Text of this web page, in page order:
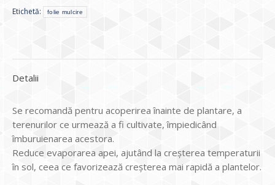
Etichetă:
folie mulcire
Detalii
Se recomandă pentru acoperirea înainte de plantare, a
terenurilor ce urmează a fi cultivate, împiedicând
îmburuienarea acestora.
Reduce evaporarea apei, ajutând la creşterea temperaturii
în sol, ceea ce favorizează creşterea mai rapidă a plantelor.